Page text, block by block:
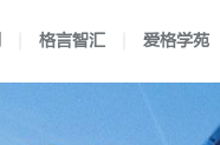
格言智汇 爱格学苑